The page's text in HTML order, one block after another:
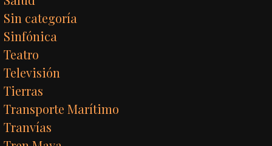
Sin categoría
Sinfónica
Teatro
Televisión
Tierras
Transporte Marítimo
Tranvías